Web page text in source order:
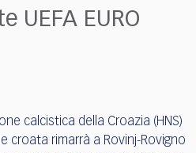
UEFA EURO
calcistica della Croazia (HNS)
croata rimarrà a Rovinj-Rovigno